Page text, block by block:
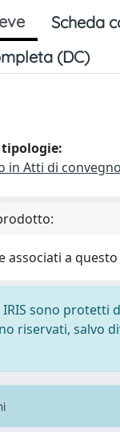
Scheda
(DC)
in Atti di convegno
associati a
sono protetti
riservati, salvo